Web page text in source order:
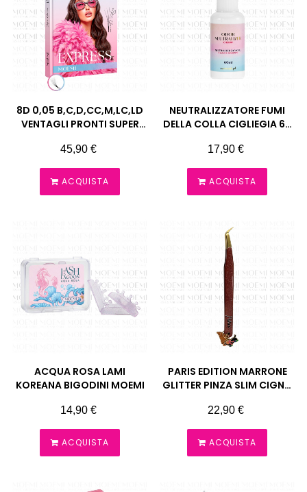
8D 0,05 B,C,D,CC,M,LC,LD
VENTAGLI PRONTI SUPER
CIUFFETTI EXTENSION
CIGLIA MOEMI
Prezzo
45,90 €
ACQUISTA
NEUTRALIZZATORE FUMI
DELLA COLLA CIGLIEGIA 60
Prezzo
17,90 €
ACQUISTA
ACQUA ROSA LAMI
KOREANA BIGODINI MOEMI
Prezzo
14,90 €
ACQUISTA
PARIS EDITION MARRONE
GLITTER PINZA SLIM CIGNO
Prezzo
22,90 €
ACQUISTA